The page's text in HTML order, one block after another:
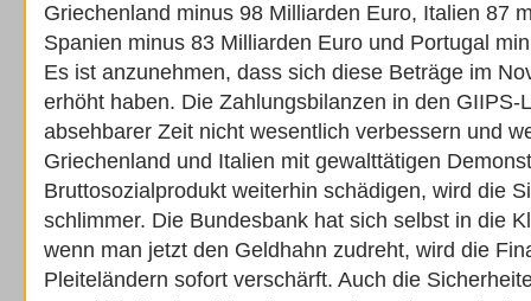
Griechenland minus 98 Milliarden Euro, Italien 87
Spanien minus 83 Milliarden Euro und Portugal
Es ist anzunehmen, dass sich diese Beträge im
erhöht haben. Die Zahlungsbilanzen in den GIIPS-
absehbarer Zeit nicht wesentlich verbessern und
Griechenland und Italien mit gewalttätigen
Bruttosozialprodukt weiterhin schädigen, wird die
schlimmer. Die Bundesbank hat sich selbst in die
wenn man jetzt den Geldhahn zudreht, wird die
Pleiteländern sofort verschärft. Auch die